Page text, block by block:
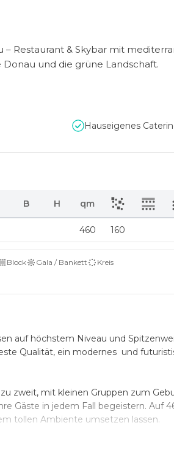
Restaurant & Skybar mit
und die grüne Landschaft.
Hauseigenes
B H qm
460 160
Block Gala / Bankett Kreis
auf höchstem Niveau und
Qualität, ein modernes und
zweit, mit kleinen Gruppen zum
Gäste in jedem Fall begeistern. Auf
tollen Ambiente umsetzen lassen.